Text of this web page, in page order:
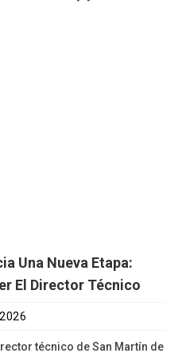
Una Nueva Etapa:
El Director Técnico
técnico de San Martín de